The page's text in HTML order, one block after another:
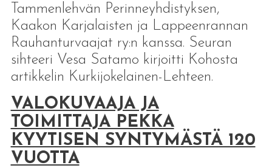
Tammenlehvän Perinneyhdistyksen,
Kaakon Karjalaisten ja Lappeenrannan
Rauhanturvaajat ry:n kanssa. Seuran
sihteeri Vesa Satamo kirjoitti Kohosta
artikkelin Kurkijokelainen-Lehteen.
VALOKUVAAJA JA
TOIMITTAJA PEKKA
KYYTISEN SYNTYMÄSTÄ 120
VUOTTA